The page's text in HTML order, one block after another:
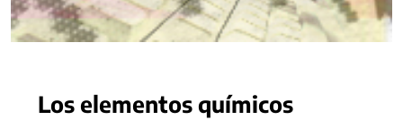
Los elementos químicos